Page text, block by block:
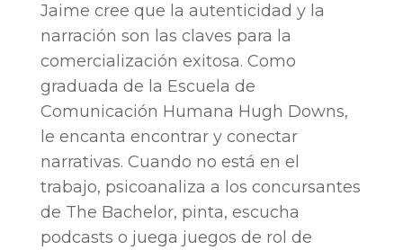
Jaime cree que la autenticidad y la
narración son las claves para la
comercialización exitosa. Como
graduada de la Escuela de
Comunicación Humana Hugh Downs,
le encanta encontrar y conectar
narrativas. Cuando no está en el
trabajo, psicoanaliza a los concursantes
de The Bachelor, pinta, escucha
podcasts o juega juegos de rol de